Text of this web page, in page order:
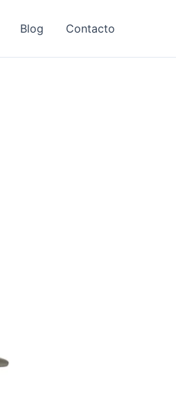
Blog Contacto